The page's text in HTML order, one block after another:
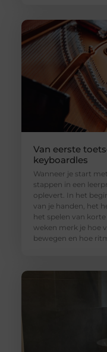
Van eerste
keyboardles
Wanneer je start
stappen in een
oplevert. In het
van je handen, het
het spelen van
weken merk je hoe
bewegen en hoe